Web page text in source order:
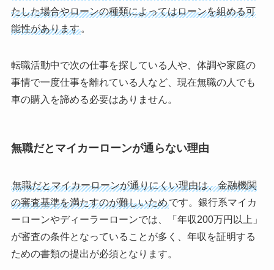
たした場合やローンの種類によってはローンを組める可
能性があります。
転職活動中で次の仕事を探している人や、体調や家庭の
事情で一度仕事を離れている人など、現在無職の人でも
車の購入を諦める必要はありません。
無職だとマイカーローンが通らない理由
無職だとマイカーローンが通りにくい理由は、金融機関
の審査基準を満たすのが難しいためです。銀行系マイカ
ーローンやディーラーローンでは、「年収200万円以上」
が審査の条件となっていることが多く、年収を証明する
ための書類の提出が必須となります。